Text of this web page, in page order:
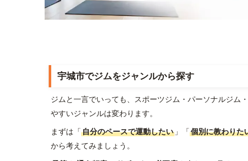
宇城市でジムをジャンルから探す
ジムと一言でいっても、スポーツジム・パーソナルジム
やすいジャンルは変わります。
まずは「自分のペースで運動したい 」「個別に教わりた
から考えてみましょう。